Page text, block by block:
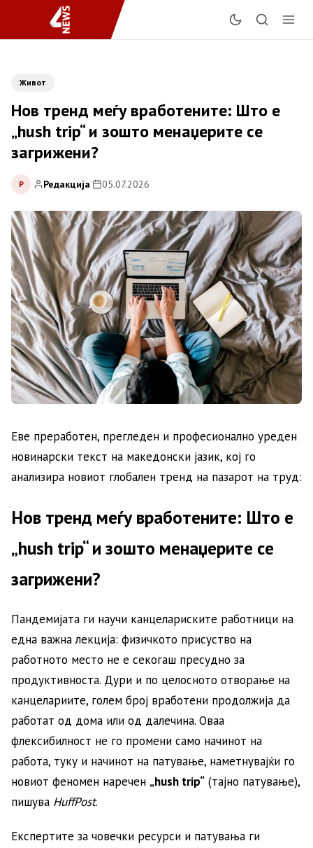
Живот
Нов тренд меѓу вработените: Што е
„hush trip“ и зошто менаџерите се
загрижени?
Р Редакција| 05.07.2026
Еве преработен, прегледен и професионално уреден
новинарски текст на македонски јазик, кој го
анализира новиот глобален тренд на пазарот на труд:
Нов тренд меѓу вработените: Што е
„hush trip“ и зошто менаџерите се
загрижени?
Пандемијата ги научи канцелариските работници на
една важна лекција: физичкото присуство на
работното место не е секогаш пресудно за
продуктивноста. Дури и по целосното отворање на
канцелариите, голем број вработени продолжија да
работат од дома или од далечина. Оваа
флексибилност не го промени само начинот на
работа, туку и начинот на патување, наметнувајќи го
новиот феномен наречен „hush trip“ (тајно патување),
пишува HuffPost.
Експертите за човечки ресурси и патувања ги